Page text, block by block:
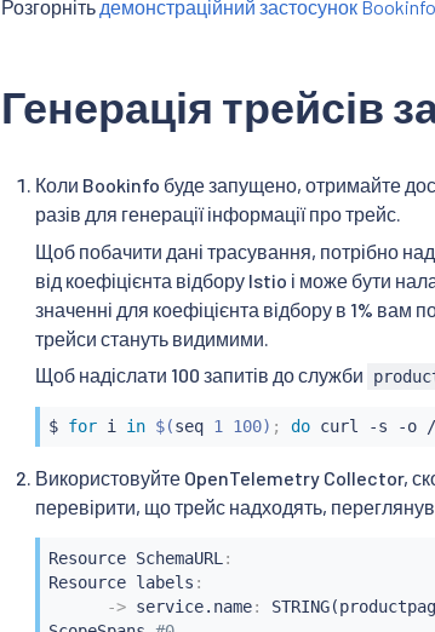
Розгорніть демонстраційний застосунок Bookinfo
Генерація трейсів
Коли Bookinfo буде запущено, отримайте
разів для генерації інформації про трейс.
Щоб побачити дані трасування, потрібно
від коефіцієнта відбору Istio і може бути
значенні для коефіцієнта відбору в 1% вам
трейси стануть видимими.
Щоб надіслати 100 запитів до служби
$ for i in $(seq 1 100) ; do curl -s -o /
Використовуйте OpenTelemetry Collector,
перевірити, що трейс надходять,
Resource SchemaURL :
Resource labels :
-> service.name: